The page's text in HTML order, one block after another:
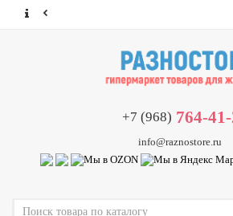
+7 (968) 764-
info@raznostore.ru